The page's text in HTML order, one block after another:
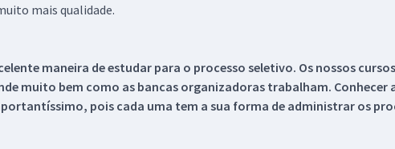
mais qualidade.
maneira de estudar para o processo seletivo. Os nossos
muito bem como as bancas organizadoras trabalham.
pois cada uma tem a sua forma de administrar os